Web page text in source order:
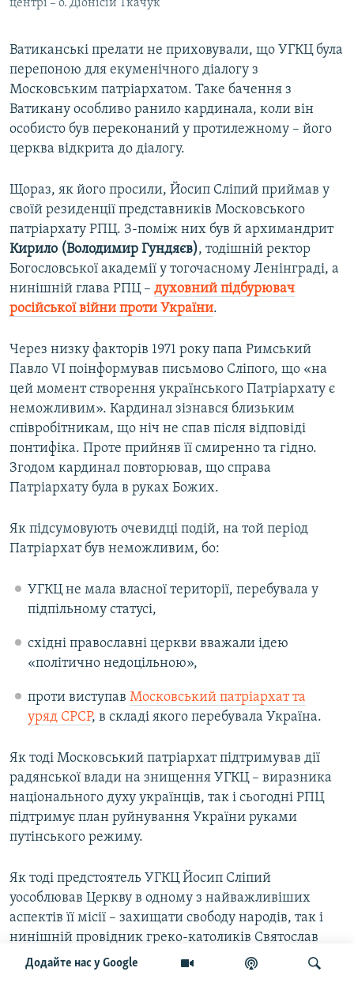
Додайте нас у Google
Ватиканські прелати не приховували, що УГКЦ була
перепоною для екуменічного діалогу з
Московським патріархатом. Таке бачення з
Ватикану особливо ранило кардинала, коли він
особисто був переконаний у протилежному – його
церква відкрита до діалогу.
Щораз, як його просили, Йосип Сліпий приймав у
своїй резиденції представників Московського
патріархату РПЦ. З-поміж них був й архимандрит
Кирило (Володимир Гундяєв), тодішній ректор
Богословської академії у тогочасному Ленінграді, а
нинішній глава РПЦ – духовний підбурювач
російської війни проти України.
Через низку факторів 1971 року папа Римський
Павло VI поінформував письмово Сліпого, що «на
цей момент створення українського Патріархату є
неможливим». Кардинал зізнався близьким
співробітникам, що ніч не спав після відповіді
понтифіка. Проте прийняв її смиренно та гідно.
Згодом кардинал повторював, що справа
Патріархату була в руках Божих.
Як підсумовують очевидці подій, на той період
Патріархат був неможливим, бо:
УГКЦ не мала власної території, перебувала у
підпільному статусі,
східні православні церкви вважали ідею
«політично недоцільною»,
проти виступав Московський патріархат та
уряд СРСР, в складі якого перебувала Україна.
Як тоді Московський патріархат підтримував дії
радянської влади на знищення УГКЦ – виразника
національного духу українців, так і сьогодні РПЦ
підтримує план руйнування України руками
путінського режиму.
Як тоді предстоятель УГКЦ Йосип Сліпий
уособлював Церкву в одному з найважливіших
аспектів її місії – захищати свободу народів, так і
нинішній провідник греко-католиків Святослав
Шевчук продовжує лінію попередника у боротьбі